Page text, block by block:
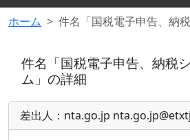
ホーム 件名「国税電子申告、納
件名「国税電子申告、納税
ム」の詳細
差出人：nta.go.jp